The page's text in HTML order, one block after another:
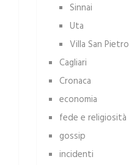
Sinnai
Uta
Villa San Pietro
Cagliari
Cronaca
economia
fede e religiosità
gossip
incidenti